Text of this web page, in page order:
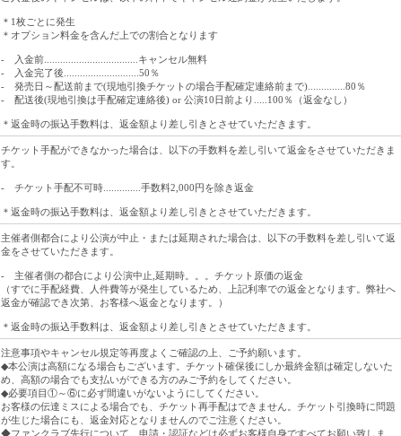
＊1枚ごとに発生
＊オプション料金を含んだ上での割合となります
- 入金前...................................キャンセル無料
- 入金完了後............................50％
- 発売日～配送前まで(現地引換チケットの場合手配確定連絡前まで)..............80％
- 配送後(現地引換は手配確定連絡後) or 公演10日前より.....100％（返金なし）
＊返金時の振込手数料は、返金額より差し引きとさせていただきます。
チケット手配ができなかった場合は、以下の手数料を差し引いて返金をさせていただきま
す。
- チケット手配不可時..............手数料2,000円を除き返金
＊返金時の振込手数料は、返金額より差し引きとさせていただきます。
主催者側都合により公演が中止・または延期された場合は、以下の手数料を差し引いて返
金をさせていただきます。
- 主催者側の都合により公演中止,延期時。。。チケット原価の返金
（すでに手配経費、人件費等が発生しているため、上記利率での返金となります。弊社へ
返金が確認でき次第、お客様へ返金となります。）
＊返金時の振込手数料は、返金額より差し引きとさせていただきます。
注意事項やキャンセル規定等再度よくご確認の上、ご予約願います。
◆本公演は高額になる場合もございます。チケット確保後にしか最終金額は確定しないた
め、高額の場合でも支払いができる方のみご予約をしてください。
◆必要項目①～⑥に必ず間違いがないようにしてください。
お客様の伝達ミスによる場合でも、チケット再手配はできません。チケット引換時に問題
が生じた場合にも、返金対応となりませんのでご注意ください。
◆ファンクラブ先行について、申請・認証などは必ずお客様自身ですべてお願い致しま